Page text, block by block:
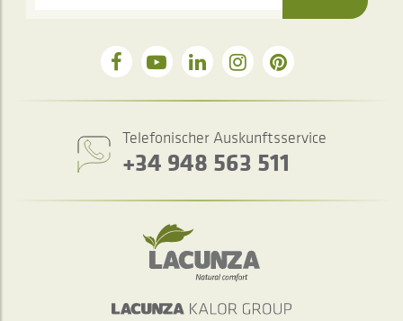
Telefonischer Auskunftsservice
+34 948 563 511